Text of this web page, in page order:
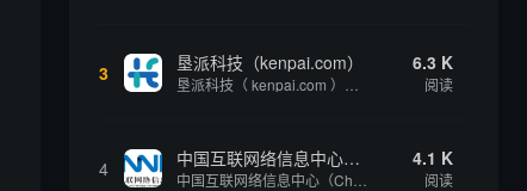
3 垦派科技（kenpai.com） 6.3 K
阅读
4 中国互联网络信息中心（CNNIC） 4.1 K
阅读